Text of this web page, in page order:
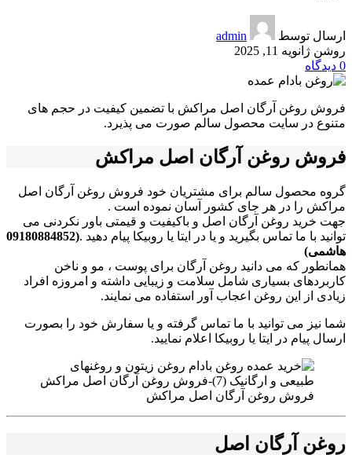
ارسال توسط
admin
روشن ژانویه 11, 2025
0 دیدگاه
فروش روغن آرگان اصل مراکش با تضمین کیفیت در حجم های
متنوع در سایت محصول سالم صورت می پذیرد.
فروش روغن آرگان اصل مراکش
گروه محصول سالم برای مشتریان خود فروش روغن آرگان اصل
مراکش را در هر جای کشور آسان نموده است .
جهت خرید روغن آرگان اصل و باکیفیت و قیمتی باور نکردنی می
توانید با ما تماس بگیرید و یا در ایتا یا روبیکا پیام دهید . (09180884852
هاشمی)
همانطور که می دانید روغن آرگان برای پوست ، مو و ناخن
کاربردهای بسیاری شامل سلامت و زیبایی داشته و امروزه افراد
زیادی از این روغن اعجاب آور استفاده می نمایند.
شما نیز می توانید با ما تماس گرفته و یا سفارش خود را بصورت
ارسال پیام در ایتا یا روبیکا اعلام نمایید.
فروش روغن آرگان اصل مراکش
روغن آرگان اصل